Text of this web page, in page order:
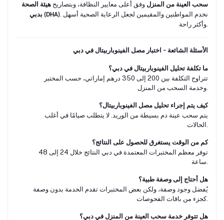
سحب العينة من المنزل وفق أعلى معايير النظافة، وبتصاريح هيئة الصحة
بدبي (DHA). نخدم المواطنين والمقيمين لجعل الرعاية الصحية أسهل
وأكثر راحة.
الأسئلة الشائعة – اختبار مصل الفينوباربيتال في دبي
ما تكلفة تحليل الفينوباربيتال في دبي؟
تتراوح التكلفة بين 200 إلى 350 درهم إماراتي، حسب المختبر
وخدمة السحب من المنزل.
كيف يتم إجراء تحليل مصل الفينوباربيتال؟
يتم سحب عينة دم بسيطة من الوريد. لا يتطلب صيامًا في أغلب
الحالات.
كم من الوقت يستغرق للحصول على النتائج؟
توفر معظم المختبرات المعتمدة في دبي النتائج خلال 24 إلى 48
ساعة.
هل أحتاج إلى وصفة طبية؟
يُفضل وجود وصفة، ولكن بعض المختبرات تقدم الخدمة بدون وصفة
كجزء من باقات الفحوصات.
هل تتوفر خدمة سحب العينة من المنزل في دبي؟